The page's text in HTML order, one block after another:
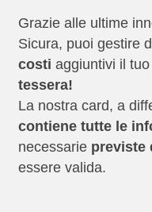
Per maggiori
normativa per gli enti
gli aspetti ed aiuta i
Grazie alle ultime
Sicura, puoi gestire
costi aggiuntivi il tuo
tessera!
La nostra card, a
contiene tutte le
necessarie previste
essere valida.